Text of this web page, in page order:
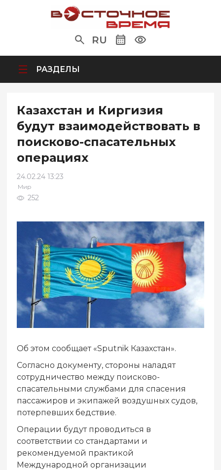
RU
РАЗДЕЛЫ
Казахстан и Киргизия
будут взаимодействовать в
поисково-спасательных
операциях
24.02.24 13:23
Мир
252
Об этом сообщает «Sputnik Казахстан».
Согласно документу, стороны наладят
сотрудничество между поисково-
спасательными службами для спасения
пассажиров и экипажей воздушных судов,
потерпевших бедствие.
Операции будут проводиться в
соответствии со стандартами и
рекомендуемой практикой
Международной организации